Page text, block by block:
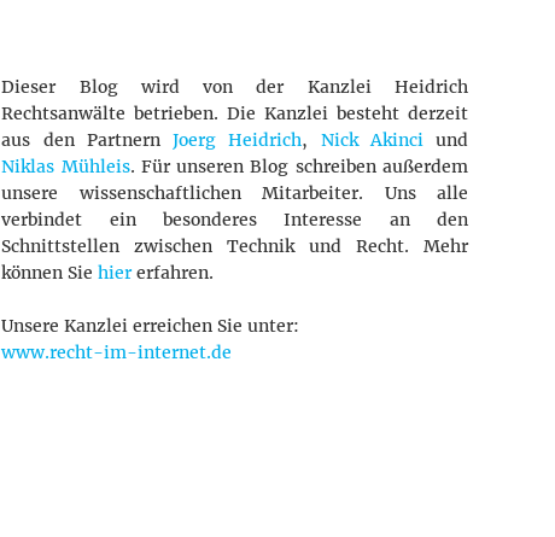
Dieser Blog wird von der Kanzlei Heidrich
Rechtsanwälte betrieben. Die Kanzlei besteht derzeit
aus den PartnernJoerg Heidrich, Nick Akinci und
Niklas Mühleis. Für unseren Blog schreiben außerdem
unsere wissenschaftlichen Mitarbeiter. Uns alle
verbindet ein besonderes Interesse an den
Schnittstellen zwischen Technik und Recht. Mehr
können Siehiererfahren.
Unsere Kanzlei erreichen Sie unter:
www.recht-im-internet.de